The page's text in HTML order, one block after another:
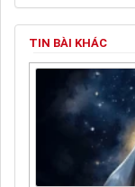
TIN BÀI KHÁC